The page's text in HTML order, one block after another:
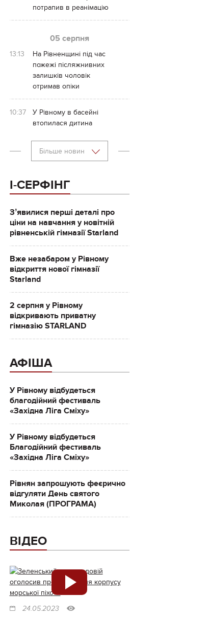
потрапив в реанімацію
05 серпня
13:13
На Рівненщині під час
пожежі післяжнивних
залишків чоловік
отримав опіки
10:37
У Рівному в басейні
втопилася дитина
Більше новин
І-СЕРФІНГ
Зʼявилися перші деталі про
ціни на навчання у новітній
рівненській гімназії Starland
Вже незабаром у Рівному
відкриття нової гімназії
Starland
2 серпня у Рівному
відкривають приватну
гімназію STARLAND
АФІША
У Рівному відбудеться
благодійний фестиваль
«Західна Ліга Сміху»
У Рівному відбудеться
Благодійний фестиваль
«Західна Ліга Сміху»
Рівнян запрошують феєрично
відгуляти День святого
Миколая (ПРОГРАМА)
ВІДЕО
24.05.2023